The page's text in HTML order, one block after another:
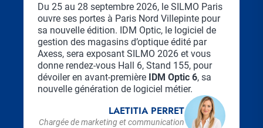
Chapo
Du 25 au 28 septembre 2026, le SILMO Paris
ouvre ses portes à Paris Nord Villepinte pour
sa nouvelle édition. IDM Optic, le logiciel de
gestion des magasins d’optique édité par
Axess, sera exposant SILMO 2026 et vous
donne rendez-vous Hall 6, Stand 155, pour
dévoiler en avant-première IDM Optic 6, sa
nouvelle génération de logiciel métier.
LAETITIA PERRET
Chargée de marketing et communication